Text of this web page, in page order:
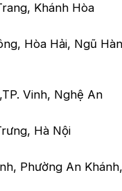
Khánh Hòa
Hòa Hải, Ngũ
Vinh, Nghệ An
Hà Nội
Phường An